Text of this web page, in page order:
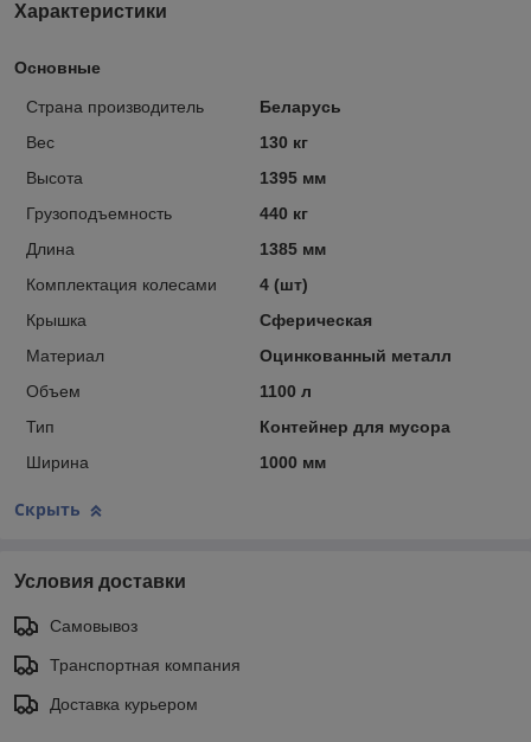
Характеристики
Основные
Страна производитель
Беларусь
Вес
130 кг
Высота
1395 мм
Грузоподъемность
440 кг
Длина
1385 мм
Комплектация колесами
4 (шт)
Крышка
Сферическая
Материал
Оцинкованный металл
Объем
1100 л
Тип
Контейнер для мусора
Ширина
1000 мм
Скрыть
Условия доставки
Самовывоз
Транспортная компания
Доставка курьером